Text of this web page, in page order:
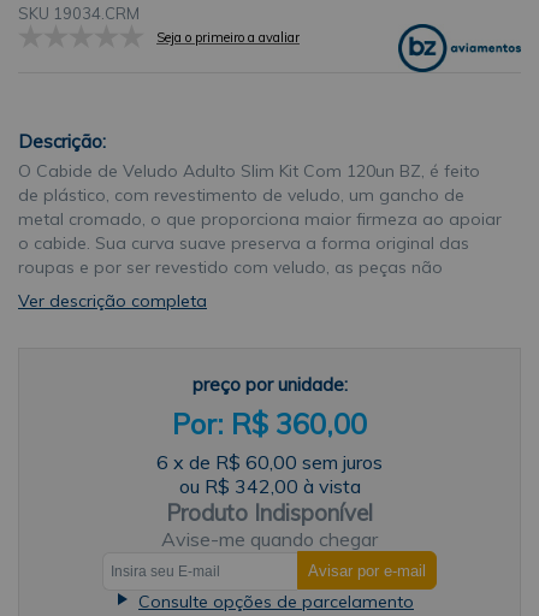
SKU 19034.CRM
Seja o primeiro a avaliar
Descrição:
O Cabide de Veludo Adulto Slim Kit Com 120un BZ, é feito
de plástico, com revestimento de veludo, um gancho de
metal cromado, o que proporciona maior firmeza ao apoiar
o cabide. Sua curva suave preserva a forma original das
roupas e por ser revestido com veludo, as peças não
deslizam, o que facilita a escolha da peça sem
desorganizar as demais. Os cabides possuem um encaixe
colocar gravatas, cintos e lenços. Com seu design simples,
os cabides de veludo slim, são ideais para quem gosta de
praticidade e é altamente recomendado para pendurar as
suas peças de roupas mais leves.Sobre a marcaA BZ
Aviamentos, foi fundada em 2019, na cidade de São Paulo,
pela Oeste Bráz Aviamentos. Nasceu com o desejo de
atender as necessidades de seus clientes mais exigentes,
clientes esses que buscam fazer compras de produtos
importados em grandes quantidades e por atacado. A BZ
atualmente é importadora das principais marcas
Ver descrição completa
preço por unidade:
R$ 360,00
6 x de R$ 60,00 sem juros
ou R$ 342,00 à vista
Produto Indisponível
Avise-me quando chegar
Consulte opções de parcelamento